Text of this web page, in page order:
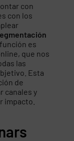
con
con los
es
que nos
las
Esta
de
canales y
impacto.